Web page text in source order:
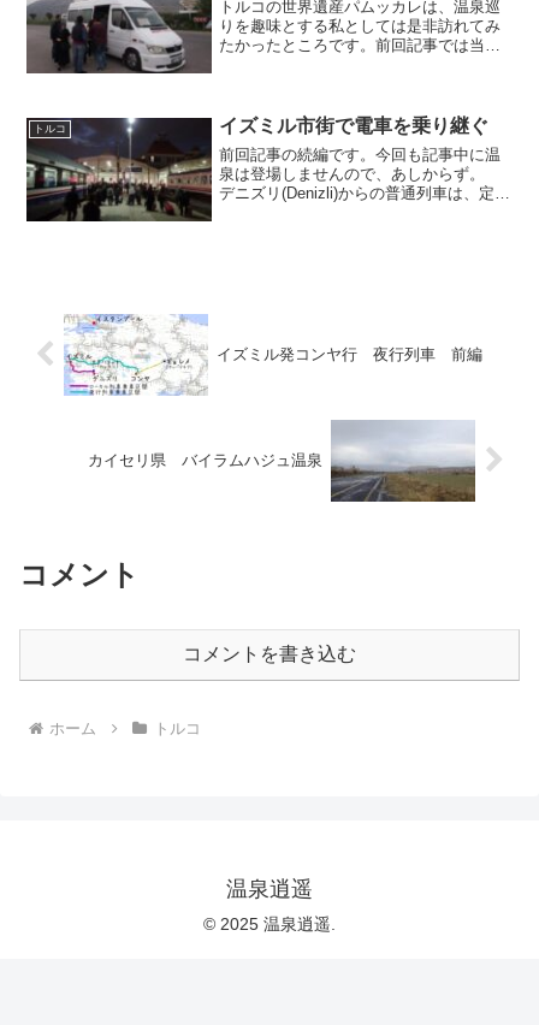
トルコの世界遺産パムッカレは、温泉巡
りを趣味とする私としては是非訪れてみ
たかったところです。前回記事では当地
ます。一部は前回記事と画像...
トルコ イズミル市街で電車を乗り継ぐ
前回記事の続編です。今回も記事中に温
泉は登場しませんので、あしからず。
デニズリ(Denizli)からの普通列車は、定刻
イズミル発コンヤ行 夜行列車 前編
カイセリ県 バイラムハジュ温泉
コメント
コメントを書き込む
ホーム トルコ
温泉逍遥
© 2025 温泉逍遥.